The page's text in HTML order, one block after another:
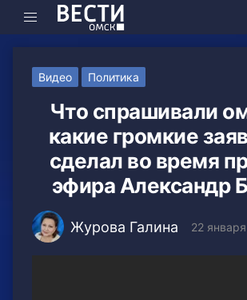
Видео Политика
Что спрашивали
какие громкие
сделал во время
эфира Александр
Журова Галина 22